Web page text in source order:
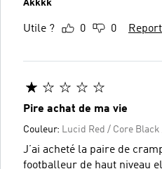
Akkkk
Utile ? 0 0
Pire achat de ma vie
Couleur: Lucid Red / Core
J’ai acheté la paire de
footballeur de haut niveau